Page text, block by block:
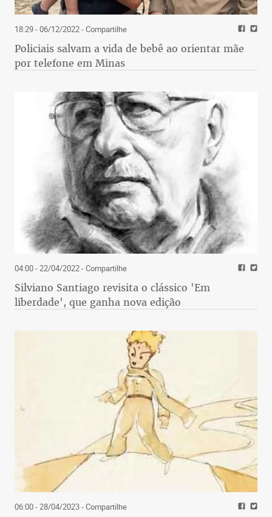
18:29 - 06/12/2022- Compartilhe
Policiais salvam a vida de bebê ao orientar mãe
por telefone em Minas
04:00 - 22/04/2022- Compartilhe
Silviano Santiago revisita o clássico 'Em
liberdade', que ganha nova edição
06:00 - 28/04/2023- Compartilhe